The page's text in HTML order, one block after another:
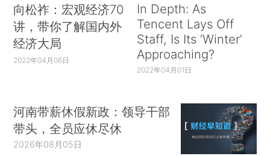
向松祚：宏观经济70
讲，带你了解国内外
经济大局
2022年04月06日
In Depth: As
Tencent Lays Off
Staff, Is Its ‘Winter’
Approaching?
2022年04月01日
河南带薪休假新政：领导干部
带头，全员应休尽休
2026年08月05日